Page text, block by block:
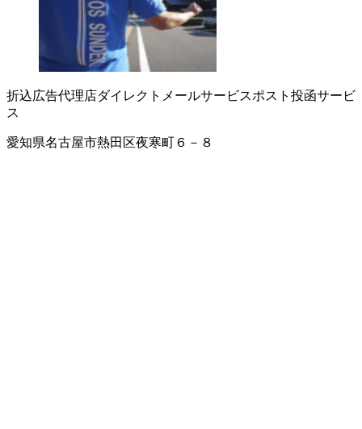
折込広告代理店ダイレクトメールサービスポスト投函サービ
ス
愛知県名古屋市熱田区夜寒町６－８